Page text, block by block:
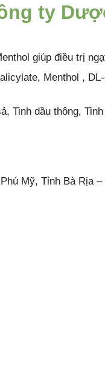
ty
giúp điều trị
Menthol ,
Tinh dầu thông,
Mỹ, Tỉnh Bà Rịa –